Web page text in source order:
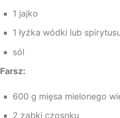
1 jajko
1 łyżka wódki lub
sól
Farsz:
600 g mięsa mielonego
2 ząbki czosnku